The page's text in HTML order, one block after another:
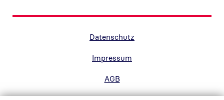
Datenschutz
Impressum
AGB